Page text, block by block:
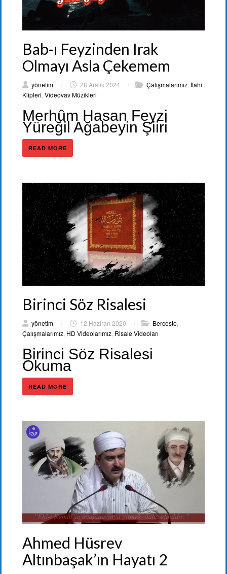
Bab-ı Feyzinden Irak
Olmayı Asla Çekemem
yönetim / 28 Aralık 2024 / Çalışmalarımız İlahi
Klipleri Videovav Müzikleri
Merhûm Hasan Feyzi
Yüreğil Ağabeyin Şiiri
READ MORE
Birinci Söz Risalesi
yönetim / 12 Haziran 2020 / Berceste
Çalışmalarımız HD Videolarımız Risale Videoları
Birinci Söz Risalesi
Okuma
READ MORE
Ahmed Hüsrev
Altınbaşak’ın Hayatı 2